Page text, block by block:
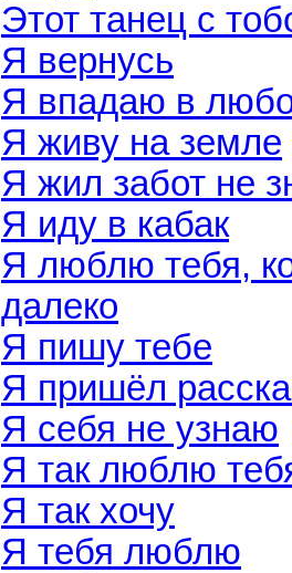
Этот танец с
Я вернусь
Я впадаю в
Я живу на земле
Я жил забот не
Я иду в кабак
Я люблю тебя,
далеко
Я пишу тебе
Я пришёл
Я себя не узнаю
Я так люблю
Я так хочу
Я тебя люблю